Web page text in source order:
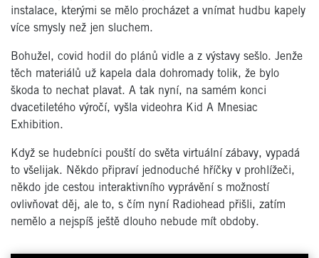
instalace, kterými se mělo procházet a vnímat hudbu kapely
více smysly než jen sluchem.
Bohužel, covid hodil do plánů vidle a z výstavy sešlo. Jenže
těch materiálů už kapela dala dohromady tolik, že bylo
škoda to nechat plavat. A tak nyní, na samém konci
dvacetiletého výročí, vyšla videohra Kid A Mnesiac
Exhibition.
Když se hudebníci pouští do světa virtuální zábavy, vypadá
to všelijak. Někdo připraví jednoduché hříčky v prohlížeči,
někdo jde cestou interaktivního vyprávění s možností
ovlivňovat děj, ale to, s čím nyní Radiohead přišli, zatím
nemělo a nejspíš ještě dlouho nebude mít obdoby.